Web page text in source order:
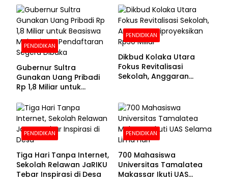
PENDIDIKAN
Gubernur Sultra
Gunakan Uang Pribadi
Rp 1,8 Miliar untuk
Pendaftaran Segera
Dibuka
PENDIDIKAN
Dikbud Kolaka Utara
Fokus Revitalisasi
Sekolah, Anggaran
PENDIDIKAN
Tiga Hari Tanpa Internet,
Sekolah Relawan JaRIKU
Tebar Inspirasi di Desa
PENDIDIKAN
700 Mahasiswa
Universitas Tamalatea
Makassar Ikuti UAS